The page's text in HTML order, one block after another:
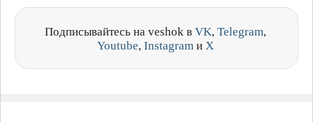
Подписывайтесь на veshok в VK, Telegram,
Youtube, Instagram и X